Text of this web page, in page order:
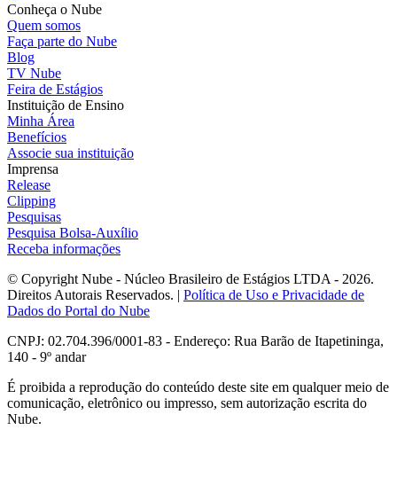
Conheça o Nube
Quem somos
Faça parte do Nube
Blog
TV Nube
Feira de Estágios
Instituição de Ensino
Minha Área
Benefícios
Associe sua instituição
Imprensa
Release
Clipping
Pesquisas
Pesquisa Bolsa-Auxílio
Receba informações
© Copyright Nube - Núcleo Brasileiro de Estágios LTDA - 2026.
Direitos Autorais Reservados. | Política de Uso e Privacidade de
Dados do Portal do Nube
CNPJ: 02.704.396/0001-83 - Endereço: Rua Barão de Itapetininga,
140 - 9º andar
É proibida a reprodução do conteúdo deste site em qualquer meio de
comunicação, eletrônico ou impresso, sem autorização escrita do
Nube.